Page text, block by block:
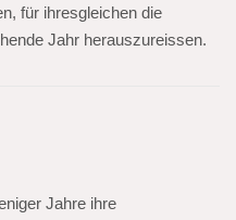
für ihresgleichen die
Jahr herauszureissen.
Jahre ihre